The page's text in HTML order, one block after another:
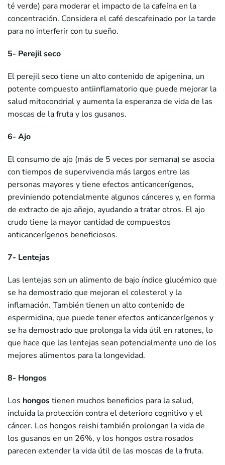
té verde) para moderar el impacto de la cafeína en la
concentración. Considera el café descafeinado por la tarde
para no interferir con tu sueño.
5- Perejil seco
El perejil seco tiene un alto contenido de apigenina, un
potente compuesto antiinflamatorio que puede mejorar la
salud mitocondrial y aumenta la esperanza de vida de las
moscas de la fruta y los gusanos.
6- Ajo
El consumo de ajo (más de 5 veces por semana) se asocia
con tiempos de supervivencia más largos entre las
personas mayores y tiene efectos anticancerígenos,
previniendo potencialmente algunos cánceres y, en forma
de extracto de ajo añejo, ayudando a tratar otros. El ajo
crudo tiene la mayor cantidad de compuestos
anticancerígenos beneficiosos.
7- Lentejas
Las lentejas son un alimento de bajo índice glucémico que
se ha demostrado que mejoran el colesterol y la
inflamación. También tienen un alto contenido de
espermidina, que puede tener efectos anticancerígenos y
se ha demostrado que prolonga la vida útil en ratones, lo
que hace que las lentejas sean potencialmente uno de los
mejores alimentos para la longevidad.
8- Hongos
Los hongostienen muchos beneficios para la salud,
incluida la protección contra el deterioro cognitivo y el
cáncer. Los hongos reishi también prolongan la vida de
los gusanos en un 26%, y los hongos ostra rosados
parecen extender la vida útil de las moscas de la fruta.